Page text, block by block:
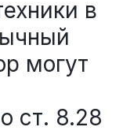
в
могут
ст. 8.28